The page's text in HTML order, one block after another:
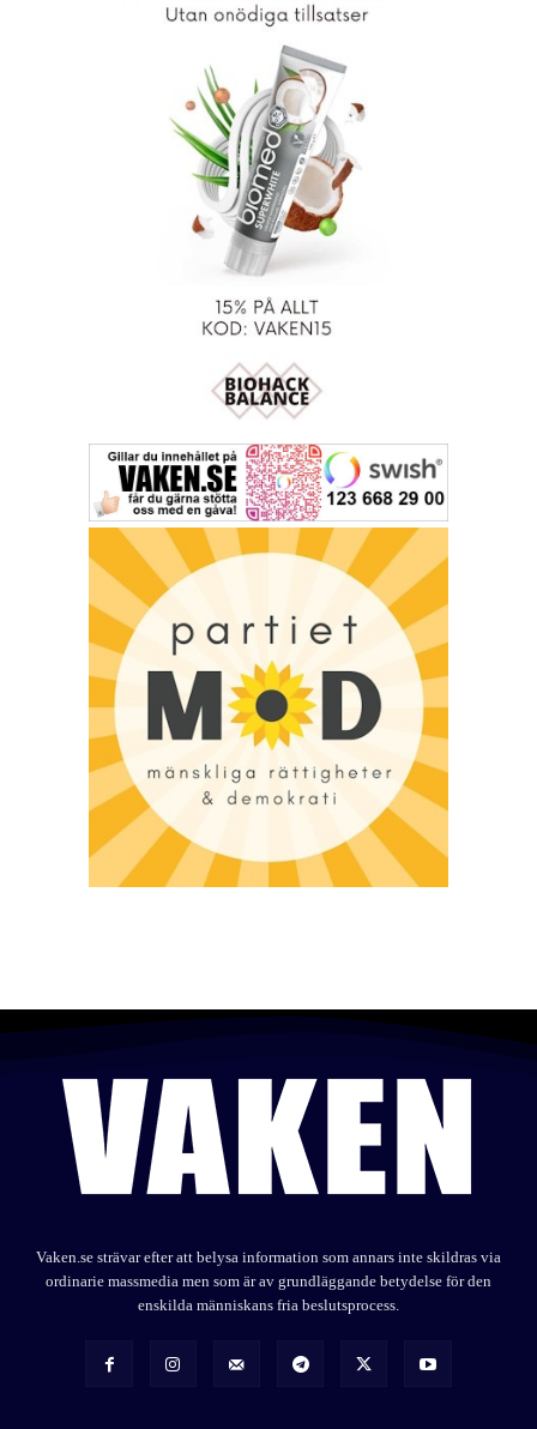
Vaken.se strävar efter att belysa information som annars inte skildras via
ordinarie massmedia men som är av grundläggande betydelse för den
enskilda människans fria beslutsprocess.